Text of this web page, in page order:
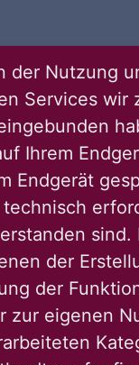
und
und
Bestand
der Nutzung
Services wir
Ihrem
Endgerät
der
der
zur eigenen